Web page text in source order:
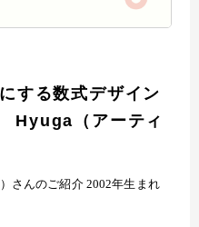
する数式デザイン
Hyuga（アーティ
介 2002年生まれ